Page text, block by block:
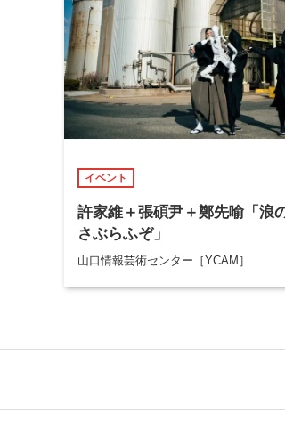
イベント
許家維＋張碩尹＋鄭先喻「浪
さぶらふぞ」
山口情報芸術センター［YCAM］